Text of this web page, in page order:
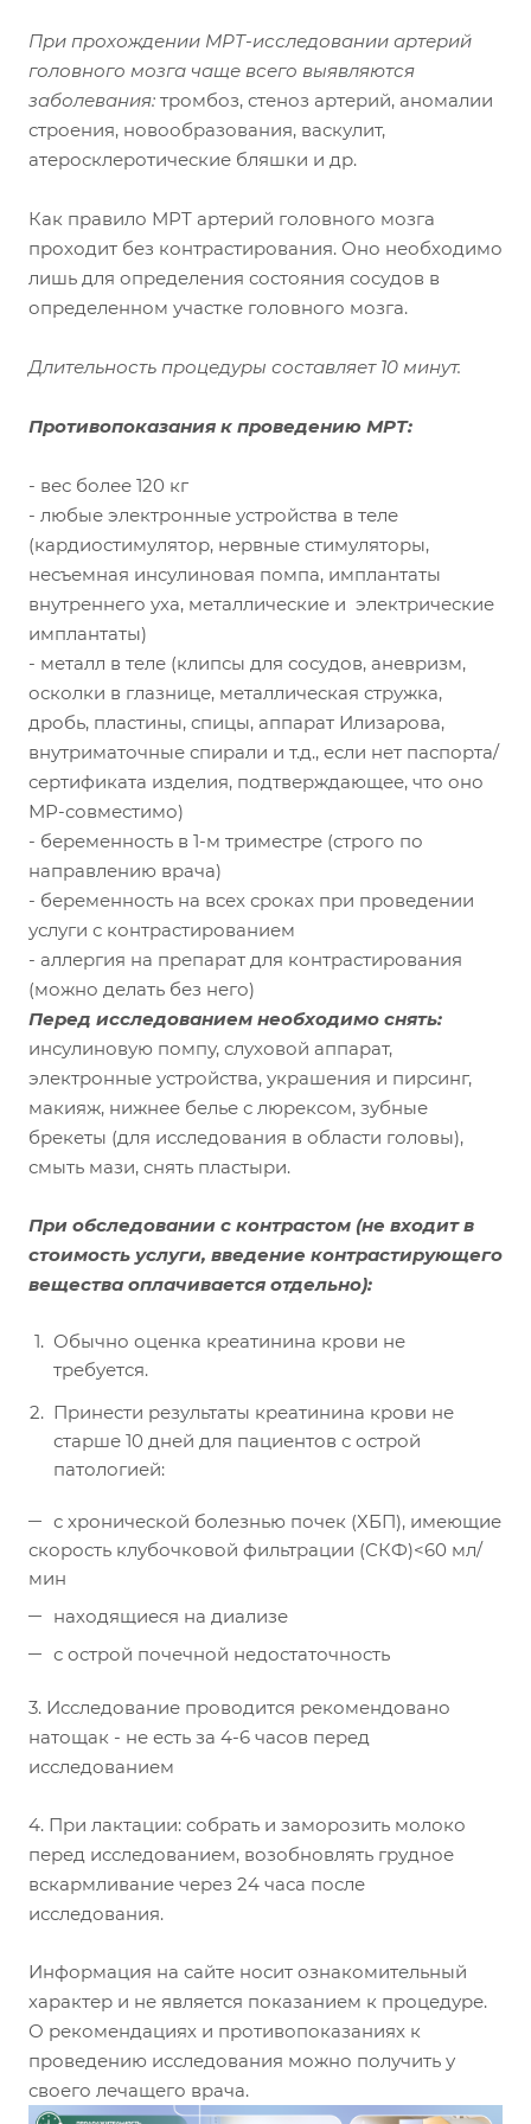
При прохождении МРТ-исследовании артерий
головного мозга чаще всего выявляются
заболевания: тромбоз, стеноз артерий, аномалии
строения, новообразования, васкулит,
атеросклеротические бляшки и др.
Как правило МРТ артерий головного мозга
проходит без контрастирования. Оно необходимо
лишь для определения состояния сосудов в
определенном участке головного мозга.
Длительность процедуры составляет 10 минут.
Противопоказания к проведению МРТ:
- вес более 120 кг
- любые электронные устройства в теле
(кардиостимулятор, нервные стимуляторы,
несъемная инсулиновая помпа, имплантаты
внутреннего уха, металлические и электрические
имплантаты)
- металл в теле (клипсы для сосудов, аневризм,
осколки в глазнице, металлическая стружка,
дробь, пластины, спицы, аппарат Илизарова,
внутриматочные спирали и т.д., если нет паспорта/
сертификата изделия, подтверждающее, что оно
МР-совместимо)
- беременность в 1-м триместре (строго по
направлению врача)
- беременность на всех сроках при проведении
услуги с контрастированием
- аллергия на препарат для контрастирования
(можно делать без него)
Перед исследованием необходимо снять:
инсулиновую помпу, слуховой аппарат,
электронные устройства, украшения и пирсинг,
макияж, нижнее белье с люрексом, зубные
брекеты (для исследования в области головы),
смыть мази, снять пластыри.
При обследовании с контрастом (не входит в
стоимость услуги, введение контрастирующего
вещества оплачивается отдельно):
Обычно оценка креатинина крови не
требуется.
Принести результаты креатинина крови не
старше 10 дней для пациентов с острой
патологией:
с хронической болезнью почек (ХБП), имеющие
скорость клубочковой фильтрации (СКФ)<60 мл/
мин
находящиеся на диализе
с острой почечной недостаточность
3. Исследование проводится рекомендовано
натощак - не есть за 4-6 часов перед
исследованием
4. При лактации: собрать и заморозить молоко
перед исследованием, возобновлять грудное
вскармливание через 24 часа после
исследования.
Информация на сайте носит ознакомительный
характер и не является показанием к процедуре.
О рекомендациях и противопоказаниях к
проведению исследования можно получить у
своего лечащего врача.